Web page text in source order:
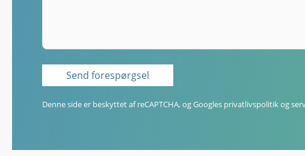
Denne side er beskyttet af reCAPTCHA, og Googles privatlivspolitikog